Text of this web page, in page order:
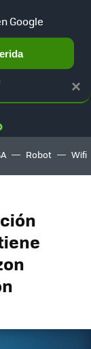
Robot Wifi
×
Google